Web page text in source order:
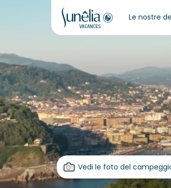
Le nostre
Vedi le foto del